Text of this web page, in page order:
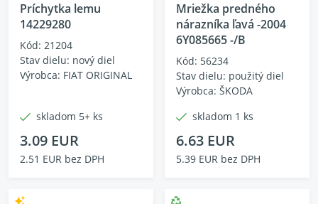
Príchytka lemu
14229280
Kód: 21204
Stav dielu: nový diel
Výrobca: FIAT ORIGINAL
skladom 5+ ks
3.09 EUR
2.51 EUR bez DPH
Mriežka predného
nárazníka ľavá -2004
6Y085665 -/B
Kód: 56234
Stav dielu: použitý diel
Výrobca: ŠKODA
skladom 1 ks
6.63 EUR
5.39 EUR bez DPH